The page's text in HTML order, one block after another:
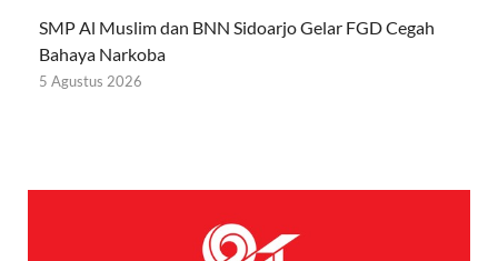
SMP Al Muslim dan BNN Sidoarjo Gelar FGD Cegah
Bahaya Narkoba
5 Agustus 2026